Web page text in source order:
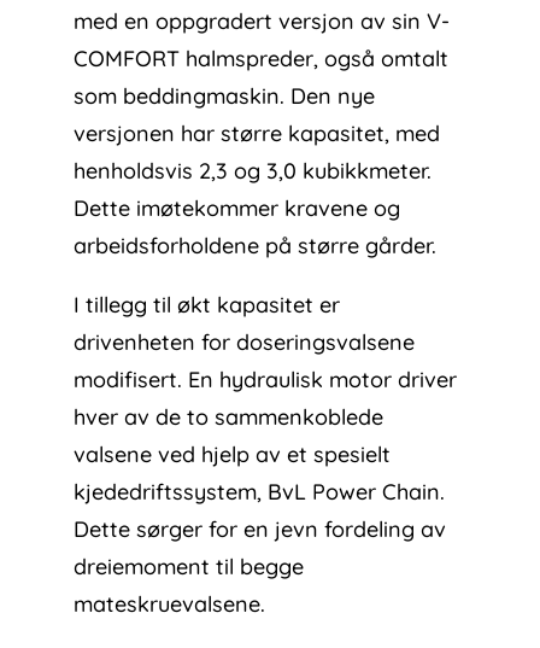
med en oppgradert versjon av sin V-
COMFORT halmspreder, også omtalt
som beddingmaskin. Den nye
versjonen har større kapasitet, med
henholdsvis 2,3 og 3,0 kubikkmeter.
Dette imøtekommer kravene og
arbeidsforholdene på større gårder.
I tillegg til økt kapasitet er
drivenheten for doseringsvalsene
modifisert. En hydraulisk motor driver
hver av de to sammenkoblede
valsene ved hjelp av et spesielt
kjededriftssystem, BvL Power Chain.
Dette sørger for en jevn fordeling av
dreiemoment til begge
mateskruevalsene.